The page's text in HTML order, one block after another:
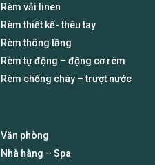
Rèm vải linen
Rèm thiết kế- thêu tay
Rèm thông tầng
Rèm tự động – động cơ rèm
Rèm chống cháy – trượt nước
Văn phòng
Nhà hàng – Spa